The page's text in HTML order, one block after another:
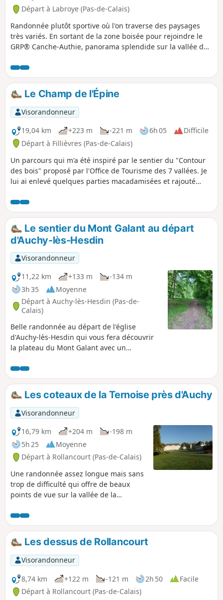
Départ à Labroye (Pas-de-Calais)
Randonnée plutôt sportive où l'on traverse des paysages
très variés. En sortant de la zone boisée pour rejoindre le
GRP® Canche-Authie, panorama splendide sur la vallée de
Le Champ de l'Épine
Visorandonneur
19,04 km
+223 m -221 m 6h 05
Difficile
Départ à Fillièvres (Pas-de-Calais)
Un parcours qui m'a été inspiré par le sentier du "Contour
des bois" proposé par l'Office de Tourisme des 7 vallées. Je
lui ai enlevé quelques parties macadamisées et rajouté
nature.
Le sentier du Mont Galant au départ
d'Auchy-lès-Hesdin
Visorandonneur
11,22 km
+133 m
-134 m
3h 35
Moyenne
Départ à Auchy-lès-Hesdin (Pas-de-
Calais)
Belle randonnée au départ de l'église
d'Auchy-lès-Hesdin qui vous fera découvrir
la plateau du Mont Galant avec un
bordure de la Forêt Domaniale d'Hesdin avec
une vue sur la Ferme du bois de Saint-Jean
une ancienne Commanderie de l'Ordre des
Hospitaliers. La seule difficulté est une côte
pour sortir du village d'Auchy.
Les coteaux de la Ternoise près d'Auchy
Visorandonneur
16,79 km
+204 m
-198 m
5h 25
Moyenne
Départ à Rollancourt (Pas-de-Calais)
Une randonnée assez longue mais sans
trop de difficulté qui offre de beaux
points de vue sur la vallée de la
Montigny (3) a été bien nettoyé, ce qui
n'était pas arrivé depuis belle lurette ! Il
est pour l'instant parfaitement
praticable.
Les dessus de Rollancourt
Visorandonneur
8,74 km
+122 m -121 m 2h 50
Facile
Départ à Rollancourt (Pas-de-Calais)